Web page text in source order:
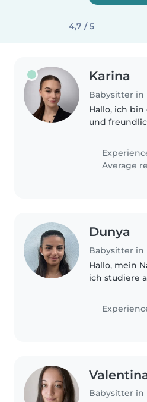
4,7 / 5
Karina
Babysitter in
Hallo, ich bin
und
Erfahrung
Kindern
spreche
Average
Dunya
Babysitter in
Hallo, mein
ich studiere
Babysitterin
Umgang
Babysitter in